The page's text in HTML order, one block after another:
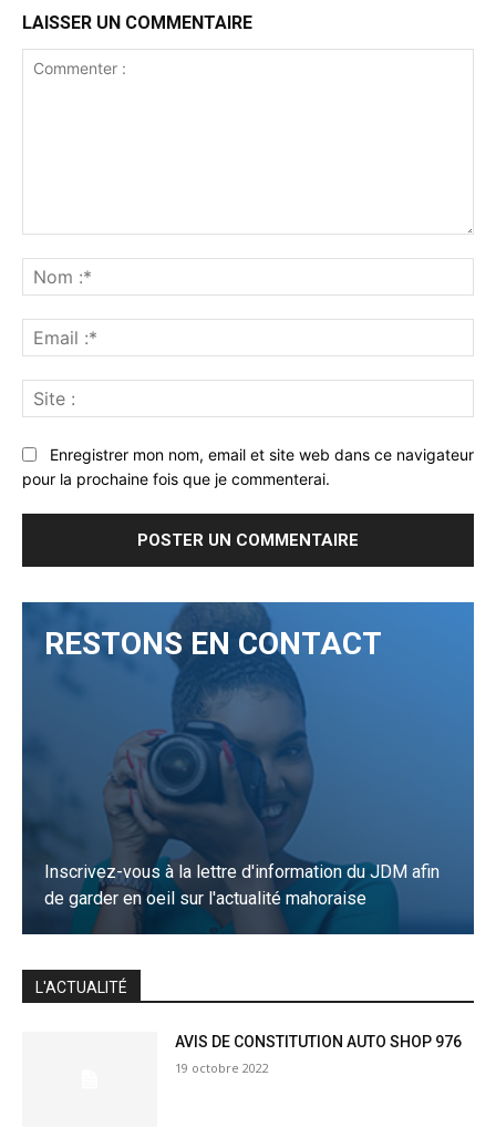
LAISSER UN COMMENTAIRE
:*
:*
:
Enregistrer mon nom, email et site web dans ce navigateur
pour la prochaine fois que je commenterai.
RESTONS EN CONTACT
Inscrivez-vous à la lettre d'information du JDM afin
de garder en oeil sur l'actualité mahoraise
JE M'INSCRIS
L'ACTUALITÉ
AVIS DE CONSTITUTION AUTO SHOP 976
19 octobre 2022